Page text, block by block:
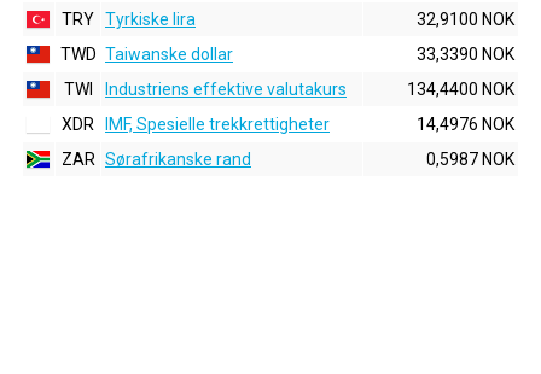
TRY Tyrkiske lira
32,9100 NOK
TWD Taiwanske dollar
33,3390 NOK
TWI
Industriens effektive valutakurs
134,4400 NOK
XDR
IMF, Spesielle trekkrettigheter
14,4976 NOK
ZAR Sørafrikanske rand 0,5987 NOK